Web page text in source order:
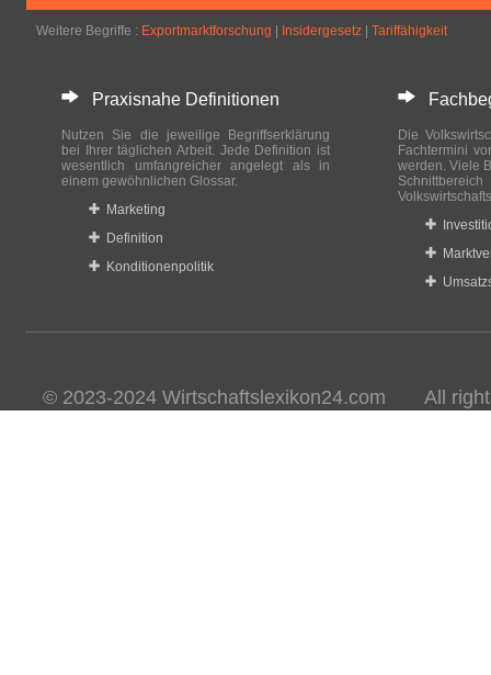
Weitere Begriffe : Exportmarktforschung Insidergesetz Tariffähigkeit
Praxisnahe Definitionen
Nutzen Sie die jeweilige Begriffserklärung
bei Ihrer täglichen Arbeit. Jede Definition ist
wesentlich umfangreicher angelegt als in
einem gewöhnlichen Glossar.
Marketing
Definition
Konditionenpolitik
Die
Fachtermini
werden. Viele
© 2023-2024 Wirtschaftslexikon24.com All